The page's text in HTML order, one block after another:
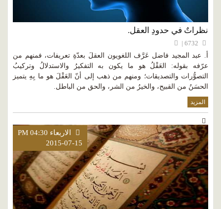
نظراتٌ في حدودِ العقل.
أ. عبد المجيد فاضل عَرَّف اللغويون العقلَ بعدّةِ تعريفات، فمنهم من
عرّفه بقوله: العَقْلُ هو ما يكون به التفكيرُ والاستدلالُ وتركيبُ
التصوُّرات والتصديقات؛ ومنهم من ذهب إلى أنّ العَقْلَ هو ما بِهِ يتميز
الحسَنُ من القبيح، والخيرُ من الشر، والحق من الباطل.
المزيد
الاربعاء PM 04:30
2015-07-15